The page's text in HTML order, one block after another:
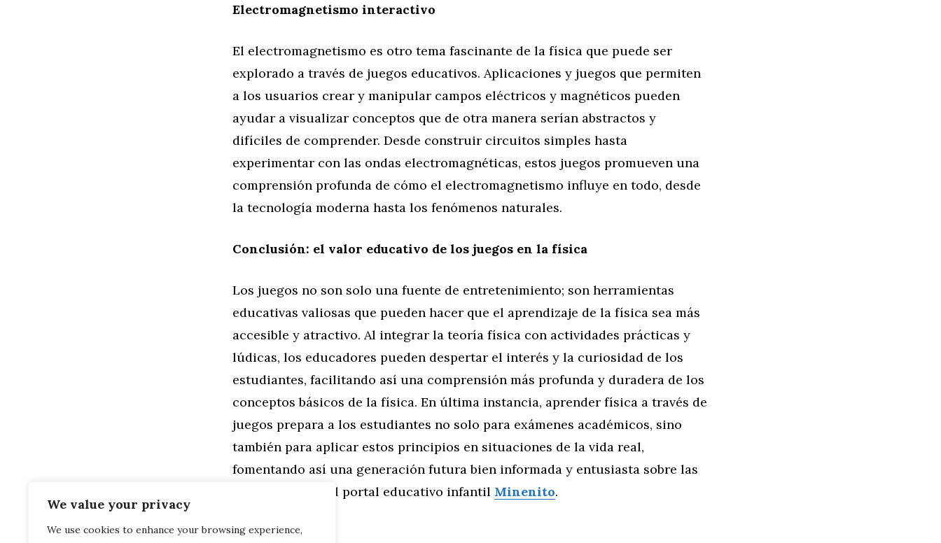
We value your privacy
We use cookies to enhance your browsing experience,
Electromagnetismo interactivo
El electromagnetismo es otro tema fascinante de la física que puede ser
explorado a través de juegos educativos. Aplicaciones y juegos que permiten
a los usuarios crear y manipular campos eléctricos y magnéticos pueden
ayudar a visualizar conceptos que de otra manera serían abstractos y
difíciles de comprender. Desde construir circuitos simples hasta
experimentar con las ondas electromagnéticas, estos juegos promueven una
comprensión profunda de cómo el electromagnetismo influye en todo, desde
la tecnología moderna hasta los fenómenos naturales.
Conclusión: el valor educativo de los juegos en la física
Los juegos no son solo una fuente de entretenimiento; son herramientas
educativas valiosas que pueden hacer que el aprendizaje de la física sea más
accesible y atractivo. Al integrar la teoría física con actividades prácticas y
lúdicas, los educadores pueden despertar el interés y la curiosidad de los
estudiantes, facilitando así una comprensión más profunda y duradera de los
conceptos básicos de la física. En última instancia, aprender física a través de
juegos prepara a los estudiantes no solo para exámenes académicos, sino
también para aplicar estos principios en situaciones de la vida real,
fomentando así una generación futura bien informada y entusiasta sobre las
ciencias. Visita el portal educativo infantil Minenito.
Categorías
Familia,General